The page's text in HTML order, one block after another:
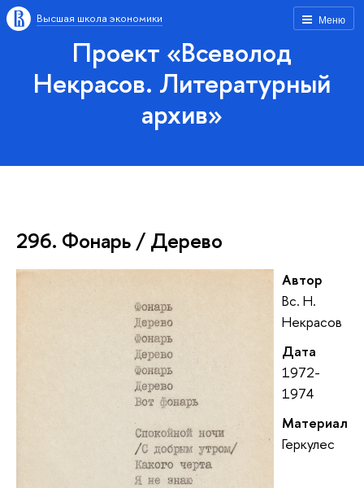
Меню
Высшая школа экономики
Проект «Всеволод
Некрасов. Литературный
архив»
296. Фонарь / Дерево
Автор
Вс. Н.
Некрасов
Дата
1972-
1974
Материал
Геркулес